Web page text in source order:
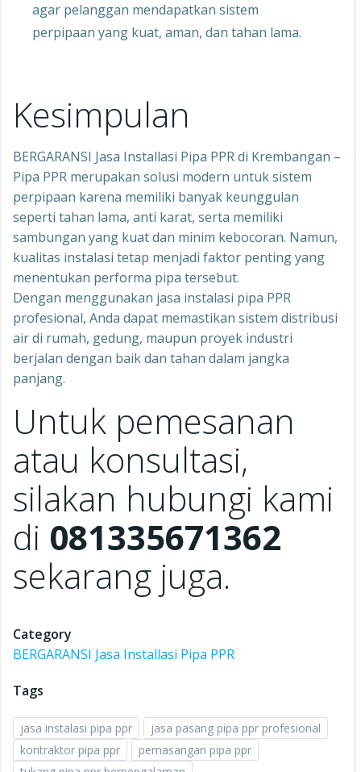
agar pelanggan mendapatkan sistem
perpipaan yang kuat, aman, dan tahan lama.
Kesimpulan
BERGARANSI Jasa Installasi Pipa PPR di Krembangan –
Pipa PPR merupakan solusi modern untuk sistem
perpipaan karena memiliki banyak keunggulan
seperti tahan lama, anti karat, serta memiliki
sambungan yang kuat dan minim kebocoran. Namun,
kualitas instalasi tetap menjadi faktor penting yang
menentukan performa pipa tersebut.
Dengan menggunakan jasa instalasi pipa PPR
profesional, Anda dapat memastikan sistem distribusi
air di rumah, gedung, maupun proyek industri
berjalan dengan baik dan tahan dalam jangka
panjang.
Untuk pemesanan
atau konsultasi,
silakan hubungi kami
di 081335671362
sekarang juga.
Category
BERGARANSI Jasa Installasi Pipa PPR
Tags
jasa instalasi pipa ppr
jasa pasang pipa ppr profesional
kontraktor pipa ppr
pemasangan pipa ppr